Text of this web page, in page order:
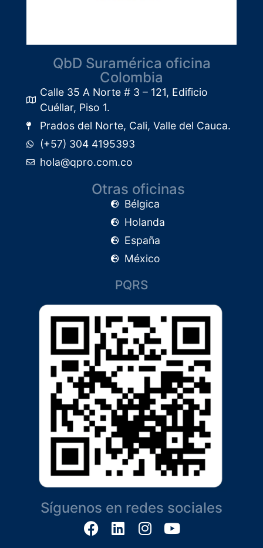
QbD Suramérica oficina
Colombia
Calle 35 A Norte # 3 – 121, Edificio
Cuéllar, Piso 1.​
Prados del Norte, Cali, Valle del Cauca.
(+57) 304 4195393
hola@qpro.com.co
Otras oficinas
Bélgica
Holanda
España
México
PQRS
Síguenos en redes sociales